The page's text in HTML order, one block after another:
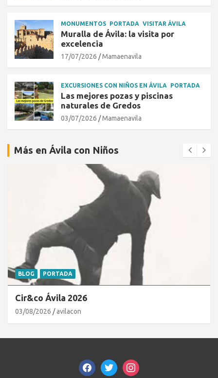
MONUMENTOS PORTADA VISITAR ÁVILA
Muralla de Ávila: la visita por
excelencia
17/07/2026 Mamaenavila
EXCURSIONES CON NIÑOS EN ÁVILA PORTADA
Las mejores pozas y piscinas
naturales de Gredos
03/07/2026 Mamaenavila
Más en Ávila con Niños
BLOG PORTADA
Cir&co Ávila 2026
03/08/2026 avilacon
facebooktwitterinstagram